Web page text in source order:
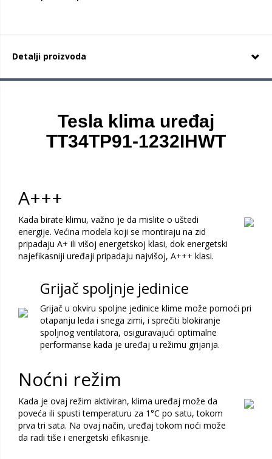
Detalji proizvoda
Tesla klima uređaj
TT34TP91-1232IHWT
A+++
Kada birate klimu, važno je da mislite o uštedi
energije. Većina modela koji se montiraju na zid
pripadaju A+ ili višoj energetskoj klasi, dok energetski
najefikasniji uređaji pripadaju najvišoj, A+++ klasi.
Grijač spoljnje jedinice
Grijač u okviru spoljne jedinice klime može pomoći pri
otapanju leda i snega zimi, i sprečiti blokiranje
spoljnog ventilatora, osiguravajući optimalne
performanse kada je uređaj u režimu grijanja.
Noćni režim
Kada je ovaj režim aktiviran, klima uređaj može da
poveća ili spusti temperaturu za 1°C po satu, tokom
prva tri sata. Na ovaj način, uređaj tokom noći može
da radi tiše i energetski efikasnije.